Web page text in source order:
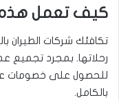
كيف تعمل هذه
تكافئك شركات الطيران
رحلاتها. بمجرد تجميع
للحصول على خصومات
بالكامل.